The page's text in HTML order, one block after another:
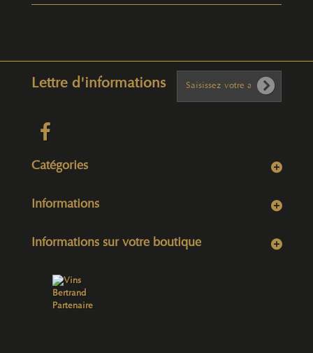
Lettre d'informations
Catégories
Informations
Informations sur votre boutique